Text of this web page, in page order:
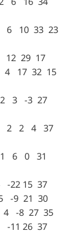
6 10 33 23
29 17
4 17 32 15
2 3 -3 27
2 2 4 37
1 6 0 31
22 15 37
-9 21 30
4 -8 27 35
11 26 37